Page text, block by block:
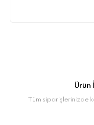
Ürün
Tüm siparişlerinizde